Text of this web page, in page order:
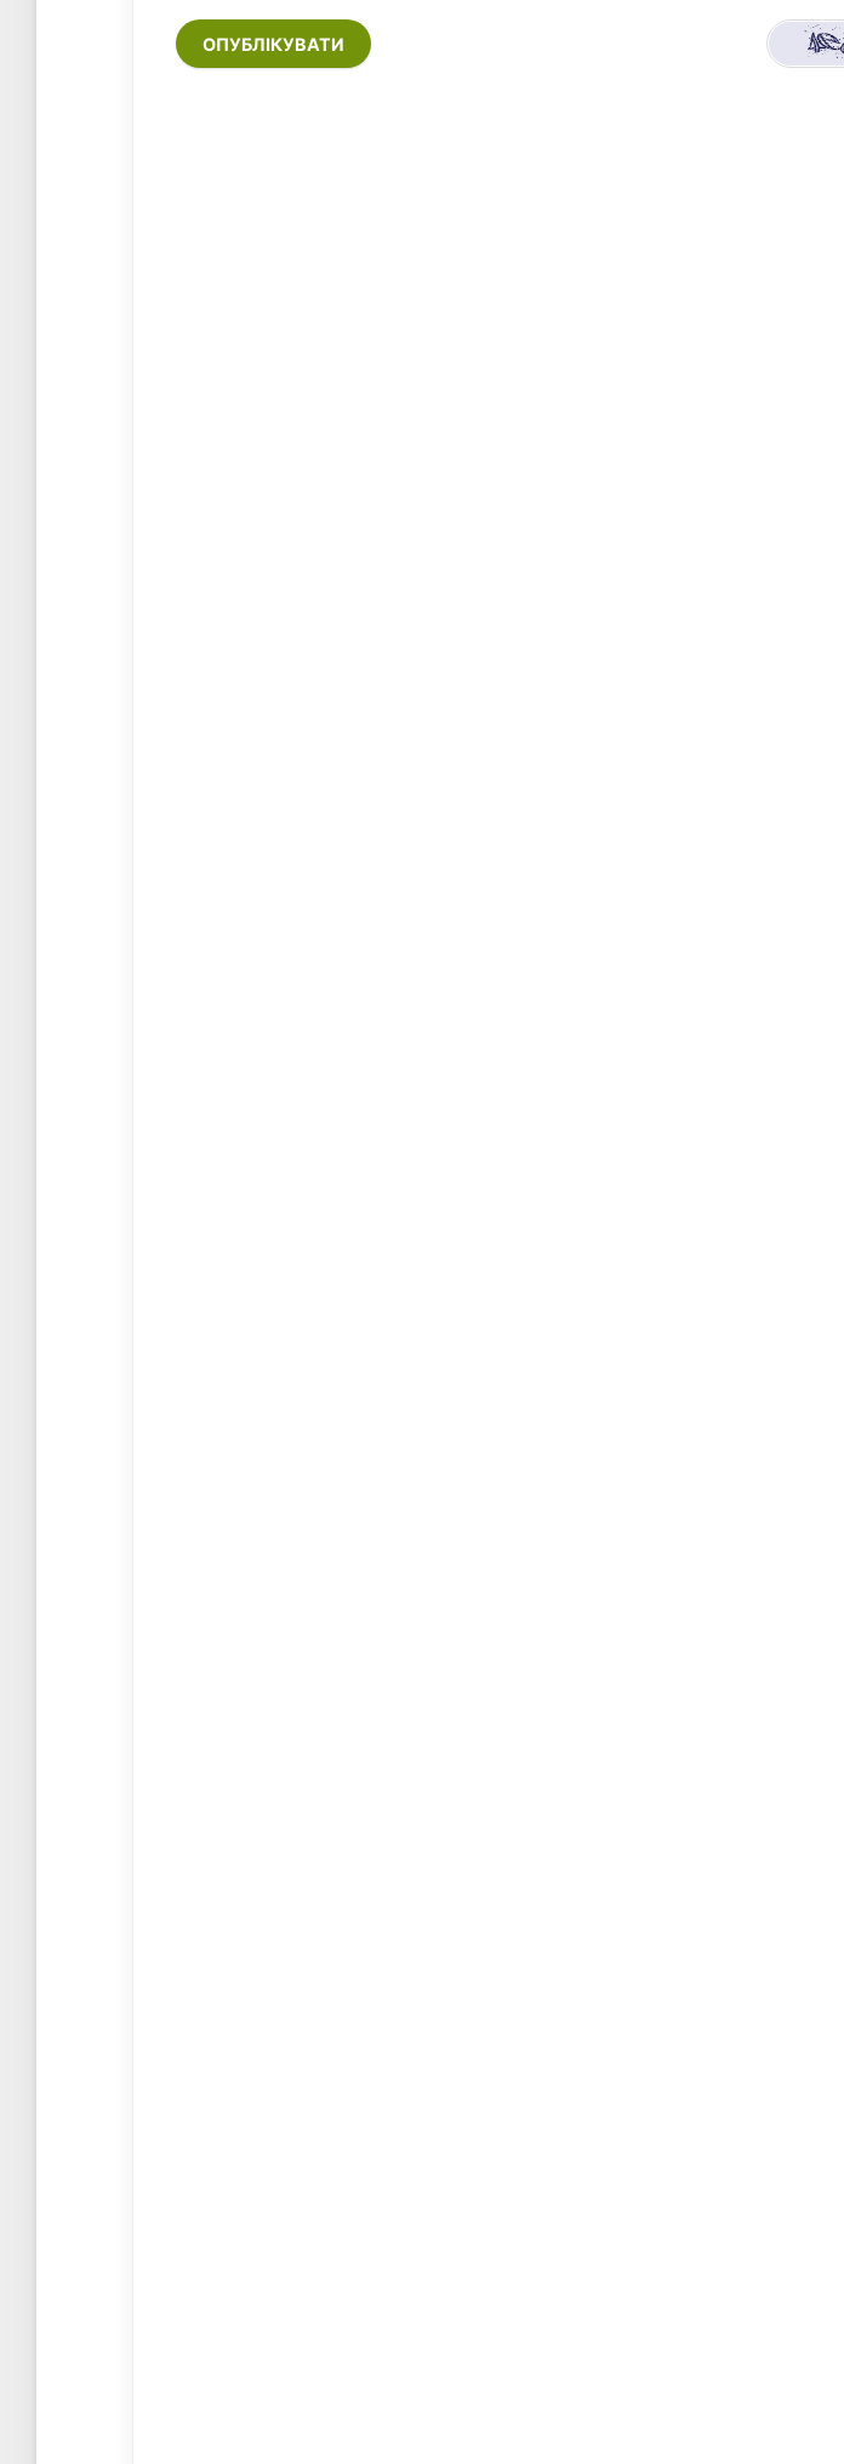
ОПУБЛІКУВАТИ